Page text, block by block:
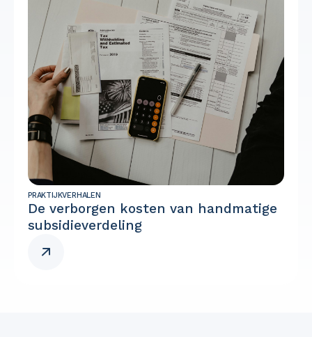
PRAKTIJKVERHALEN
De verborgen kosten van handmatige
subsidieverdeling